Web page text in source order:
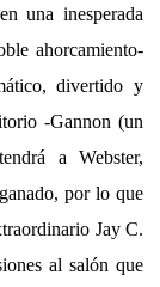
una inesperada
ahorcamiento-
divertido y
-Gannon (un
a Webster,
por lo que
Jay C.
al salón que